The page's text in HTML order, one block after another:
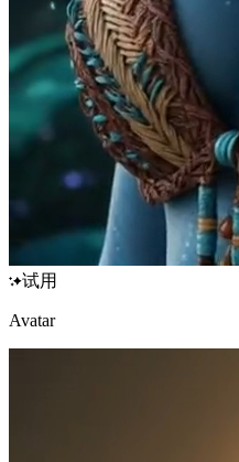
试用
Avatar